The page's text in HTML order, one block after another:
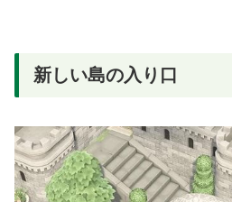
新しい島の入り口